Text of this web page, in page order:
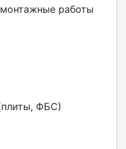
работы
ФБС)